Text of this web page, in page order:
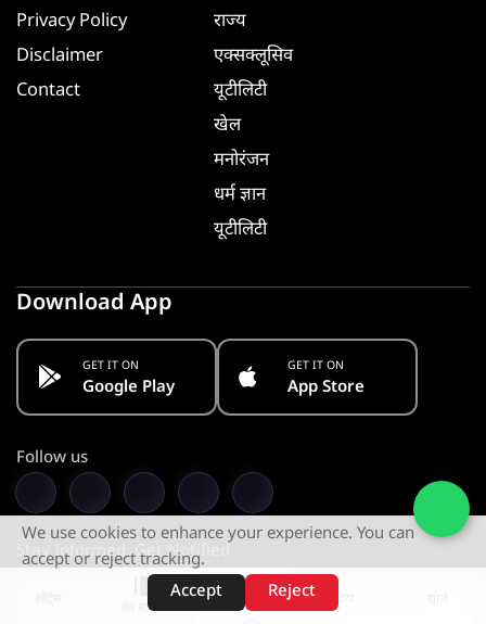
वेब स्टोरीज़
Privacy Policy
Disclaimer
Contact
राज्य
एक्सक्लूसिव
यूटीलिटी
खेल
मनोरंजन
धर्म ज्ञान
यूटीलिटी
Download App
GET IT ON
Google Play
GET IT ON
App Store
Follow us
Stay Informed. Get Notified
Subscribe
We use cookies to enhance your experience. You can
accept or reject tracking.
Accept
Reject